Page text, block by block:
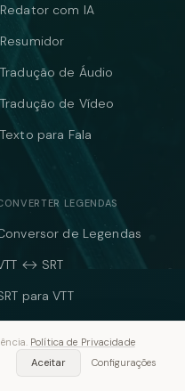
Redator com IA
Resumidor
Tradução de Áudio
Tradução de Vídeo
Texto para Fala
LEGENDAS
de Legendas
↔ SRT
para VTT
ASS para SRT
Política de Privacidade
Aceitar
Configurações